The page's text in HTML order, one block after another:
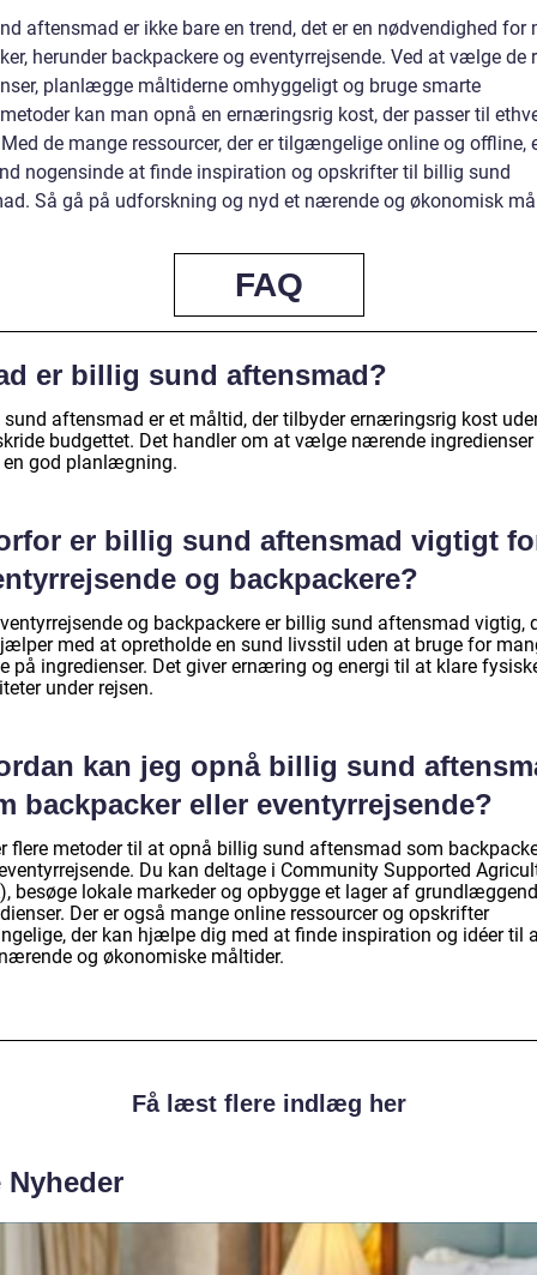
aftensmad er ikke bare en trend, det er en nødvendighed for
herunder backpackere og eventyrrejsende. Ved at vælge de
planlægge måltiderne omhyggeligt og bruge smarte
kan man opnå en ernæringsrig kost, der passer til
de mange ressourcer, der er tilgængelige online og offline,
nogensinde at finde inspiration og opskrifter til billig sund
Så gå på udforskning og nyd et nærende og økonomisk
FAQ
er billig sund aftensmad?
aftensmad er et måltid, der tilbyder ernæringsrig kost
budgettet. Det handler om at vælge nærende
en god planlægning.
er billig sund aftensmad vigtigt
og backpackere?
og backpackere er billig sund aftensmad vigtig,
med at opretholde en sund livsstil uden at bruge for
på ingredienser. Det giver ernæring og energi til at klare
under rejsen.
kan jeg opnå billig sund
backpacker eller eventyrrejsende?
flere metoder til at opnå billig sund aftensmad som
Du kan deltage i Community Supported
besøge lokale markeder og opbygge et lager af
Der er også mange online ressourcer og opskrifter
der kan hjælpe dig med at finde inspiration og idéer til
og økonomiske måltider.
Få læst flere indlæg her
Nyheder